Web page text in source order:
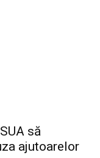
să
ajutoarelor